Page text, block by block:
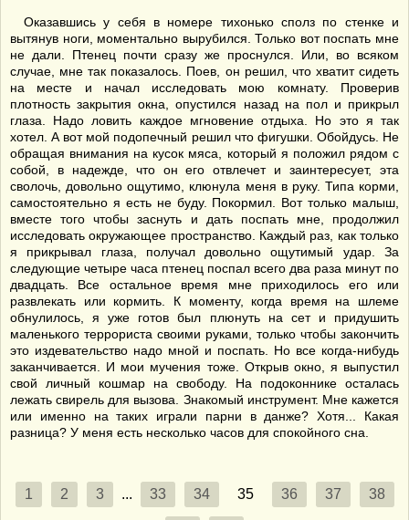
Оказавшись у себя в номере тихонько сполз по стенке и
вытянув ноги, моментально вырубился. Только вот поспать мне
не дали. Птенец почти сразу же проснулся. Или, во всяком
случае, мне так показалось. Поев, он решил, что хватит сидеть
на месте и начал исследовать мою комнату. Проверив
плотность закрытия окна, опустился назад на пол и прикрыл
глаза. Надо ловить каждое мгновение отдыха. Но это я так
хотел. А вот мой подопечный решил что фигушки. Обойдусь. Не
обращая внимания на кусок мяса, который я положил рядом с
собой, в надежде, что он его отвлечет и заинтересует, эта
сволочь, довольно ощутимо, клюнула меня в руку. Типа корми,
самостоятельно я есть не буду. Покормил. Вот только малыш,
вместе того чтобы заснуть и дать поспать мне, продолжил
исследовать окружающее пространство. Каждый раз, как только
я прикрывал глаза, получал довольно ощутимый удар. За
следующие четыре часа птенец поспал всего два раза минут по
двадцать. Все остальное время мне приходилось его или
развлекать или кормить. К моменту, когда время на шлеме
обнулилось, я уже готов был плюнуть на сет и придушить
маленького террориста своими руками, только чтобы закончить
это издевательство надо мной и поспать. Но все когда-нибудь
заканчивается. И мои мучения тоже. Открыв окно, я выпустил
свой личный кошмар на свободу. На подоконнике осталась
лежать свирель для вызова. Знакомый инструмент. Мне кажется
или именно на таких играли парни в данже? Хотя... Какая
разница? У меня есть несколько часов для спокойного сна.
1 2 3 ... 33 34 35 36 37 38